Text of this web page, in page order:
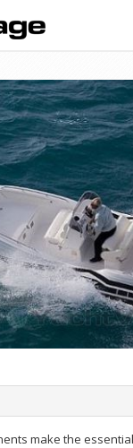
make the